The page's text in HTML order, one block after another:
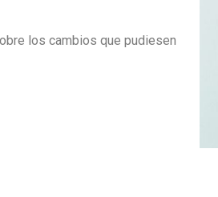
los cambios que pudiesen